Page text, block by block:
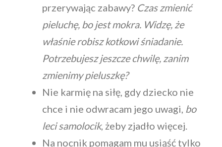
przerywając zabawy? Czas zmienić
pieluchę, bo jest mokra. Widzę, że
właśnie robisz kotkowi śniadanie.
Potrzebujesz jeszcze chwilę, zanim
zmienimy pieluszkę?
Nie karmię na siłę, gdy dziecko nie
chce i nie odwracam jego uwagi, bo
leci samolocik, żeby zjadło więcej.
Na nocnik pomagam mu usiąść tylko